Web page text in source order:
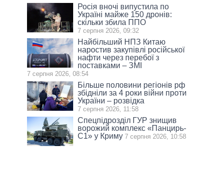
Росія вночі випустила по
Україні майже 150 дронів:
скільки збила ППО
7 серпня 2026, 09:32
Найбільший НПЗ Китаю
наростив закупівлі російської
нафти через перебої з
поставками – ЗМІ
7 серпня 2026, 08:54
Більше половини регіонів рф
збідніли за 4 роки війни проти
України – розвідка
7 серпня 2026, 11:58
Спецпідрозділ ГУР знищив
ворожий комплекс «Панцирь-
С1» у Криму 7 серпня 2026, 10:58